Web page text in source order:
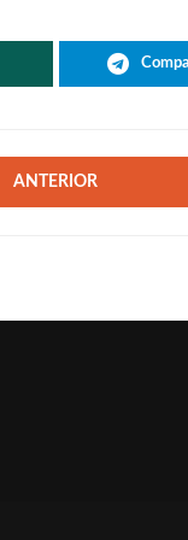
ANTERIOR